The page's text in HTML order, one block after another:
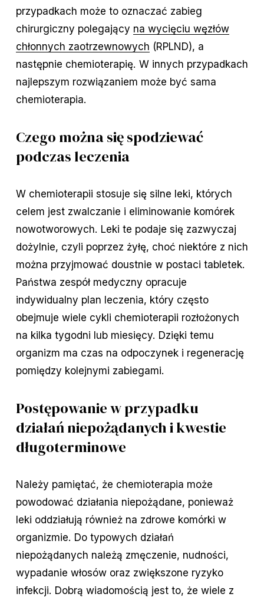
przypadkach może to oznaczać zabieg
chirurgiczny polegający na wycięciu węzłów
chłonnych zaotrzewnowych (RPLND), a
następnie chemioterapię. W innych przypadkach
najlepszym rozwiązaniem może być sama
chemioterapia.
Czego można się spodziewać
podczas leczenia
W chemioterapii stosuje się silne leki, których
celem jest zwalczanie i eliminowanie komórek
nowotworowych. Leki te podaje się zazwyczaj
dożylnie, czyli poprzez żyłę, choć niektóre z nich
można przyjmować doustnie w postaci tabletek.
Państwa zespół medyczny opracuje
indywidualny plan leczenia, który często
obejmuje wiele cykli chemioterapii rozłożonych
na kilka tygodni lub miesięcy. Dzięki temu
organizm ma czas na odpoczynek i regenerację
pomiędzy kolejnymi zabiegami.
Postępowanie w przypadku
działań niepożądanych i kwestie
długoterminowe
Należy pamiętać, że chemioterapia może
powodować działania niepożądane, ponieważ
leki oddziałują również na zdrowe komórki w
organizmie. Do typowych działań
niepożądanych należą zmęczenie, nudności,
wypadanie włosów oraz zwiększone ryzyko
infekcji. Dobrą wiadomością jest to, że wiele z